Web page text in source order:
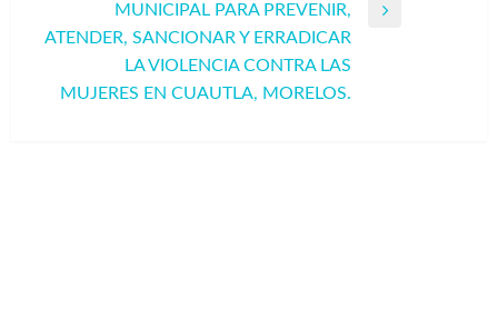
MUNICIPAL PARA PREVENIR,
ATENDER, SANCIONAR Y ERRADICAR
LA VIOLENCIA CONTRA LAS
MUJERES EN CUAUTLA, MORELOS.